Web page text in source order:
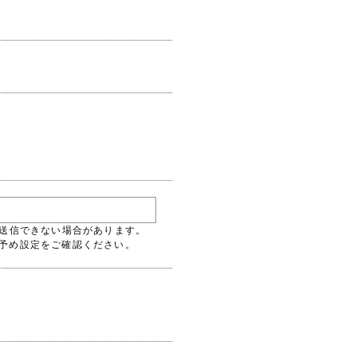
信できない場合があります。
設定をご確認ください。